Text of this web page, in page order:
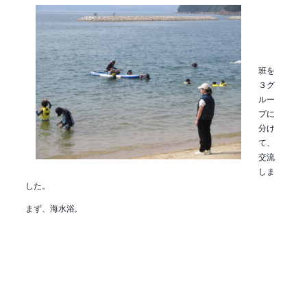
班を
３グ
ルー
プに
分け
て、
交流
しま
した。
まず、海水浴。